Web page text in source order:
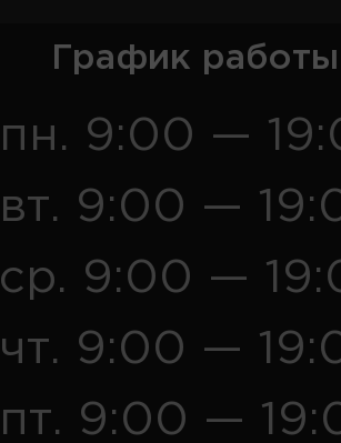
График
пн. 9:00 —
вт. 9:00 —
ср. 9:00 —
чт. 9:00 —
пт. 9:00 —